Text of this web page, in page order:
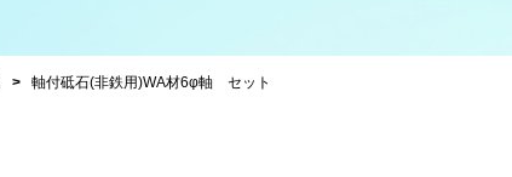
軸付砥石(非鉄用)WA材6φ軸 セット